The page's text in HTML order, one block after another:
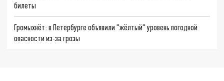
билеты
Громыхнёт: в Петербурге объявили "жёлтый" уровень погодной
опасности из-за грозы